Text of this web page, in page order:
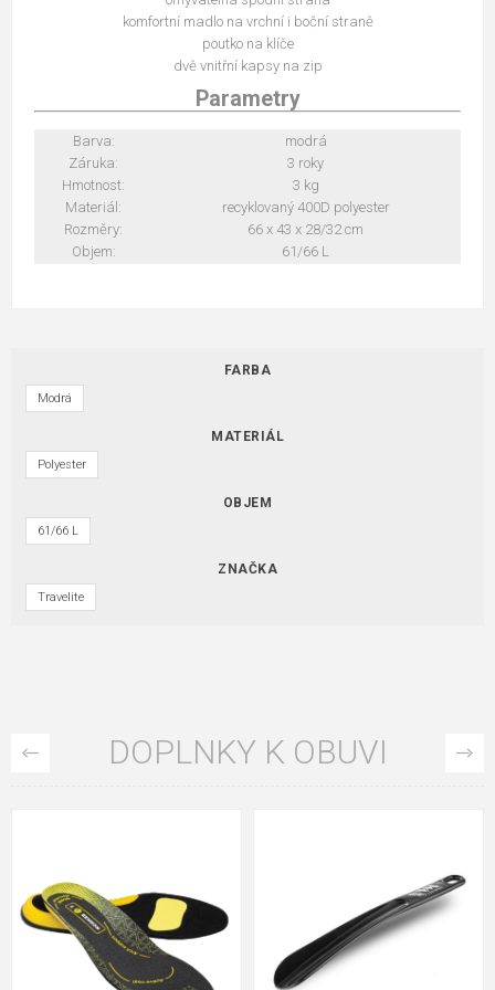
komfortní madlo na vrchní i boční straně
poutko na klíče
dvě vnitřní kapsy na zip
Parametry
Barva:
modrá
Záruka:
3 roky
Hmotnost:
3 kg
Materiál:
recyklovaný 400D polyester
Rozměry:
66 x 43 x 28/32 cm
Objem:
61/66 L
FARBA
Modrá
MATERIÁL
Polyester
OBJEM
61/66 L
ZNAČKA
Travelite
DOPLNKY K OBUVI